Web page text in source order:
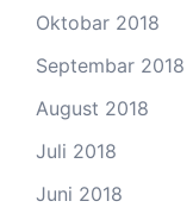
Oktobar 2018
Septembar 2018
August 2018
Juli 2018
Juni 2018